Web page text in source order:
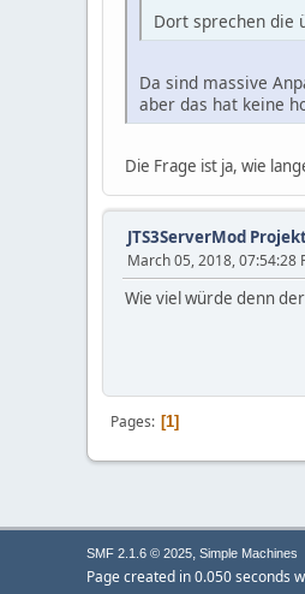
Dort sprechen die
Da sind massive
aber das hat keine
Die Frage ist ja, wie
JTS3ServerMod
March 05, 2018, 07:54:28
Wie viel würde denn
Pages 1
SMF 2.1.6 © 2025, Simple Machines
Page created in 0.050 seconds